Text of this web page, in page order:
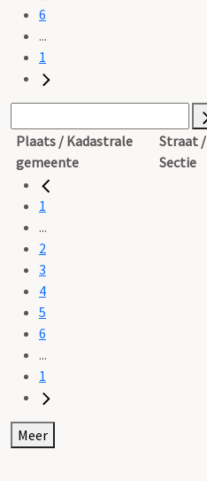
6
...
1
Plaats / Kadastrale
gemeente
Straat /
Sectie
1
...
2
3
4
5
6
...
1
Meer